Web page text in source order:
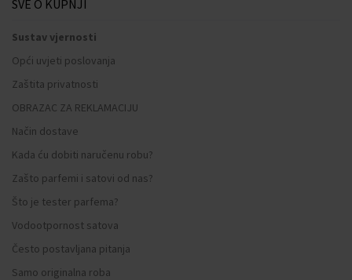
SVE O KUPNJI
Sustav vjernosti
Opći uvjeti poslovanja
Zaštita privatnosti
OBRAZAC ZA REKLAMACIJU
Način dostave
Kada ću dobiti naručenu robu?
Zašto parfemi i satovi od nas?
Što je tester parfema?
Vodootpornost satova
Često postavljana pitanja
Samo originalna roba